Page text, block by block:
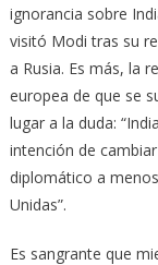
ignorancia sobre
visitó Modi tras su
a Rusia. Es más, la
europea de que se
lugar a la duda:
intención de
diplomático a
Unidas”.
Es sangrante que